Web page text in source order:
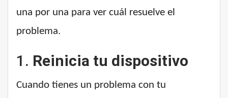
una por una para ver cuál resuelve el
problema.
1. Reinicia tu dispositivo
Cuando tienes un problema con tu